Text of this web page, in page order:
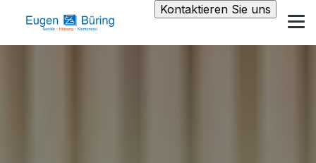
Kontaktieren Sie uns